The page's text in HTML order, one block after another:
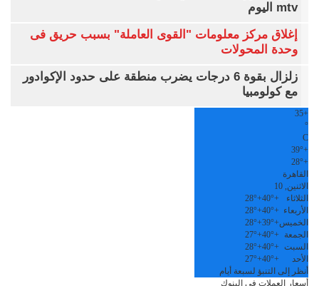
mtv اليوم
إغلاق مركز معلومات "القوى العاملة" بسبب حريق فى
وحدة المحولات
زلزال بقوة 6 درجات يضرب منطقة على حدود الإكوادور
مع كولومبيا
+
35
°
C
+
39°
+
28°
القاهرة
الاثنين, 10
الثلاثاء
+
40°
+
28°
الأربعاء +
40°
+
28°
الخميس+
39°
+
28°
الجمعة
+
40°
+
27°
السبت +
40°
+
28°
الأحد
+
40°
+
27°
أنظر إلى التنبؤ لسبعة أيام
أسعار العملات في البنوك